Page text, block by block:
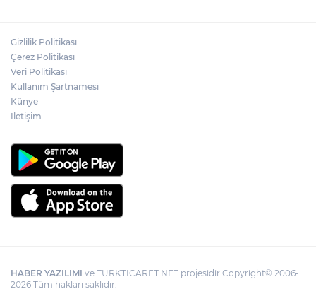
Gizlilik Politikası
Çerez Politikası
Veri Politikası
Kullanım Şartnamesi
Künye
İletişim
HABER YAZILIMI ve TURKTICARET.NET projesidir Copyright© 2006-
2026 Tüm hakları saklıdır.